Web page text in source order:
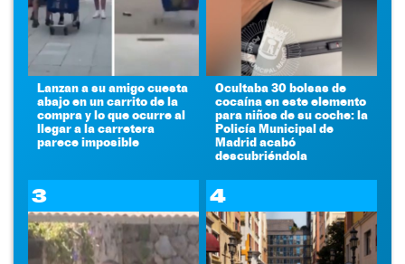
Lanzan a su amigo cuesta
abajo en un carrito de la
compra y lo que ocurre al
llegar a la carretera
parece imposible
Ocultaba 30 bolsas de
cocaína en este elemento
para niños de su coche: la
Policía Municipal de
Madrid acabó
descubriéndola
3 4